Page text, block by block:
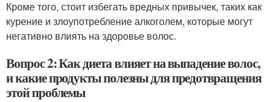
Кроме того, стоит избегать вредных привычек, таких как
курение и злоупотребление алкоголем, которые могут
негативно влиять на здоровье волос.
Вопрос 2: Как диета влияет на выпадение волос,
и какие продукты полезны для предотвращения
этой проблемы